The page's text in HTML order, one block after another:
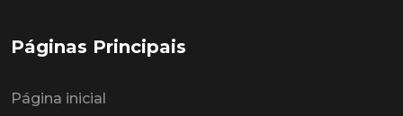
Páginas Principais
Página inicial